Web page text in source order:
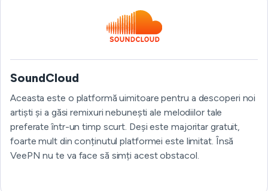
SoundCloud
Aceasta este o platformă uimitoare pentru a descoperi noi
artiști și a găsi remixuri nebunești ale melodiilor tale
preferate într-un timp scurt. Deși este majoritar gratuit,
foarte mult din conținutul platformei este limitat. Însă
VeePN nu te va face să simți acest obstacol.